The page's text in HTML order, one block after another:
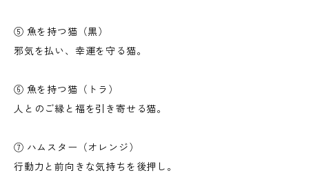
⑤ 魚を持つ猫（黒）
邪気を払い、幸運を守る猫。
⑥ 魚を持つ猫（トラ）
人とのご縁と福を引き寄せる猫。
⑦ ハムスター（オレンジ）
行動力と前向きな気持ちを後押し。